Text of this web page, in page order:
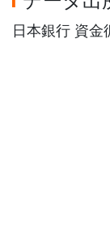
日本銀行 資金